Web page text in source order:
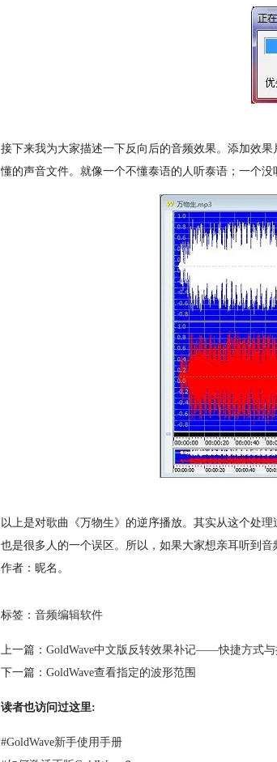
接下来我为大家描述一下反向后的音频效果。添加效
懂的声音文件。就像一个不懂泰语的人听泰语；一个没
以上是对歌曲《万物生》的逆序播放。其实从这个处
也是很多人的一个误区。所以，如果大家想亲耳听到音
作者：昵名。
标签：音频编辑软件
上一篇：GoldWave中文版反转效果补记——快捷方式
下一篇：GoldWave查看指定的波形范围
读者也访问过这里:
#GoldWave新手使用手册